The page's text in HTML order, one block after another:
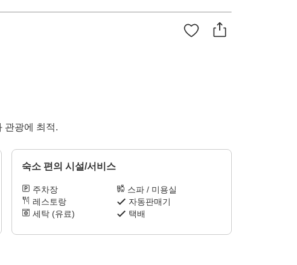
관광에 최적.
숙소 편의 시설/서비스
주차장
스파 / 미용실
레스토랑
자동판매기
세탁 (유료)
택배